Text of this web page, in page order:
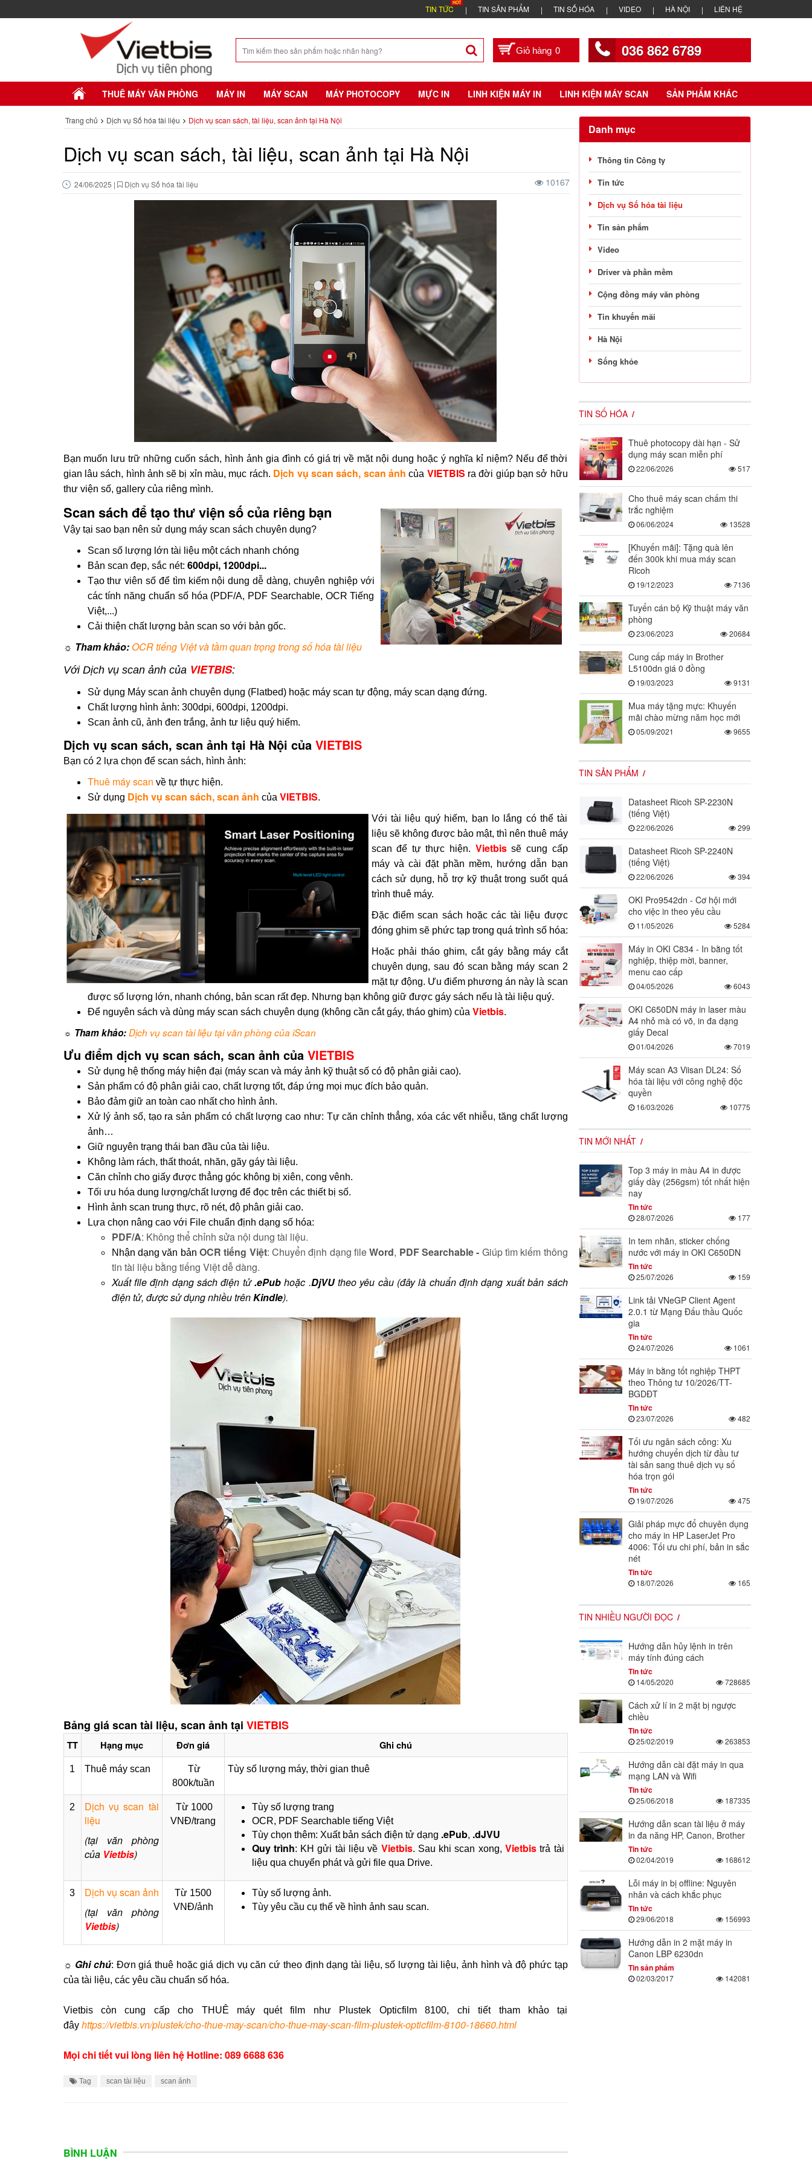
TIN TỨC TIN SẢN PHẨM TIN SỐ HÓA VIDEO HÀ NỘI LIÊN HỆ
0 036 862 6789
THUÊ MÁY VĂN PHÒNG MÁY IN MÁY SCAN MÁY PHOTOCOPY MỰC IN LINH KIỆN MÁY IN LINH KIỆN MÁY SCAN SẢN PHẨM KHÁC
Trang chủ Dịch vụ Số hóa tài liệu Dịch vụ scan sách, tài liệu, scan ảnh tại Hà Nội
Dịch vụ scan sách, tài liệu, scan ảnh tại Hà Nội
24/06/2025 | Dịch vụ Số hóa tài liệu 10167
Bạn muốn lưu trữ những cuốn sách, hình ảnh gia đình có giá trị về mặt nội dung hoặc ý nghĩa kỉ niệm? Nếu để thời
gian lâu sách, hình ảnh sẽ bị xỉn màu, mục rách. Dịch vụ scan sách, scan ảnh của VIETBIS ra đời giúp bạn sở hữu
thư viện số, gallery của riêng mình.
Scan sách để tạo thư viện số của riêng bạn
Vậy tại sao bạn nên sử dụng máy scan sách chuyên dụng?
Scan số lượng lớn tài liệu một cách nhanh chóng
Bản scan đẹp, sắc nét: 600dpi, 1200dpi...
Tạo thư viên số để tìm kiếm nội dung dễ dàng, chuyên nghiệp với
các tính năng chuẩn số hóa (PDF/A, PDF Searchable, OCR Tiếng
Việt,...)
Cải thiện chất lượng bản scan so với bản gốc.
☼ Tham khảo:OCR tiếng Việt và tầm quan trọng trong số hóa tài liệu
Với Dịch vụ scan ảnh của VIETBIS:
Sử dụng Máy scan ảnh chuyên dụng (Flatbed) hoặc máy scan tự động, máy scan dạng đứng.
Chất lượng hình ảnh: 300dpi, 600dpi, 1200dpi.
Scan ảnh cũ, ảnh đen trắng, ảnh tư liệu quý hiếm.
Dịch vụ scan sách, scan ảnh tại Hà Nội của VIETBIS
Bạn có 2 lựa chọn để scan sách, hình ảnh:
Thuê máy scan về tự thực hiện.
Sử dụng Dịch vụ scan sách, scan ảnh của VIETBIS.
Với tài liệu quý hiếm, bạn lo lắng có thể tài
liệu sẽ không được bảo mật, thì nên thuê máy
scan để tự thực hiện. Vietbissẽ cung cấp
máy và cài đặt phần mềm, hướng dẫn bạn
cách sử dụng, hỗ trợ kỹ thuật trong suốt quá
trình thuê máy.
Đặc điểm scan sách hoặc các tài liệu được
đóng ghim sẽ phức tạp trong quá trình số hóa:
Hoặc phải tháo ghim, cắt gáy bằng máy cắt
chuyên dụng, sau đó scan bằng máy scan 2
mặt tự động. Ưu điểm phương án này là scan
được số lượng lớn, nhanh chóng, bản scan rất đẹp. Nhưng bạn không giữ được gáy sách nếu là tài liệu quý.
Để nguyên sách và dùng máy scan sách chuyên dụng (không cần cắt gáy, tháo ghim) của Vietbis.
☼ Tham khảo:Dịch vụ scan tài liệu tại văn phòng của iScan
Ưu điểm dịch vụ scan sách, scan ảnh của VIETBIS
Sử dụng hệ thống máy hiện đại (máy scan và máy ảnh kỹ thuật số có độ phân giải cao).
Sản phẩm có độ phân giải cao, chất lượng tốt, đáp ứng mọi mục đích bảo quản.
Bảo đảm giữ an toàn cao nhất cho hình ảnh.
Xử lý ảnh số, tạo ra sản phẩm có chất lượng cao như: Tự căn chỉnh thẳng, xóa các vết nhiễu, tăng chất lượng
ảnh…
Giữ nguyên trạng thái ban đầu của tài liệu.
Không làm rách, thất thoát, nhăn, gãy gáy tài liệu.
Căn chỉnh cho giấy được thẳng góc không bị xiên, cong vênh.
Tối ưu hóa dung lượng/chất lượng để đọc trên các thiết bị số.
Hình ảnh scan trung thực, rõ nét, độ phân giải cao.
Lựa chọn nâng cao với File chuẩn định dạng số hóa:
PDF/A: Không thể chỉnh sửa nội dung tài liệu.
Nhận dạng văn bản OCR tiếng Việt: Chuyển định dạng fileWord, PDF Searchable - Giúp tìm kiếm thông
tin tài liệu bằng tiếng Việt dễ dàng.
Xuất file định dạng sách điện tử.ePubhoặc .DjVUtheo yêu cầu (đây là chuẩn định dạng xuất bản sách
điện tử, được sử dụng nhiều trênKindle).
Bảng giá scan tài liệu, scan ảnh tại VIETBIS
TT Hạng mục Đơn giá Ghi chú
1 Thuê máy scan
Từ
800k/tuần
Tùy số lượng máy, thời gian thuê
2
Dịch vụ scan tài
liệu
(tại văn phòng
của Vietbis)
Từ 1000
VNĐ/trang
Tùy số lượng trang
OCR, PDF Searchable tiếng Việt
Tùy chọn thêm: Xuất bản sách điện tử dạng .ePub, .dJVU
Quy trình: KH gửi tài liệu về Vietbis. Sau khi scan xong, Vietbistrả tài
liệu qua chuyển phát và gửi file qua Drive.
3
Dịch vụ scan ảnh
(tại văn phòng
Vietbis)
Từ 1500
VNĐ/ảnh
Tùy số lượng ảnh.
Tùy yêu cầu cụ thể về hình ảnh sau scan.
☼ Ghi chú: Đơn giá thuê hoặc giá dịch vụ căn cứ theo định dạng tài liệu, số lượng tài liệu, ảnh hình và độ phức tạp
của tài liệu, các yêu cầu chuẩn số hóa.
Vietbis còn cung cấp cho THUÊ máy quét film như Plustek Opticfilm 8100, chi tiết tham khảo tại
đây https://vietbis.vn/plustek/cho-thue-may-scan/cho-thue-may-scan-film-plustek-opticfilm-8100-18660.html
Mọi chi tiết vui lòng liên hệ Hotline: 089 6688 636
Tag scan tài liệu scan ảnh
BÌNH LUẬN
Danh mục
Thông tin Công ty
Tin tức
Dịch vụ Số hóa tài liệu
Tin sản phẩm
Video
Driver và phần mềm
Cộng đồng máy văn phòng
Tin khuyến mãi
Hà Nội
Sống khỏe
TIN SỐ HÓA
Thuê photocopy dài hạn - Sử
dụng máy scan miễn phí
22/06/2026 517
Cho thuê máy scan chấm thi
trắc nghiệm
06/06/2024 13528
[Khuyến mãi]: Tặng quà lên
đến 300k khi mua máy scan
Ricoh
19/12/2023 7136
Tuyển cán bộ Kỹ thuật máy văn
phòng
23/06/2023 20684
Cung cấp máy in Brother
L5100dn giá 0 đồng
19/03/2023 9131
Mua máy tặng mực: Khuyến
mãi chào mừng năm học mới
05/09/2021 9655
TIN SẢN PHẨM
Datasheet Ricoh SP-2230N
(tiếng Việt)
22/06/2026 299
Datasheet Ricoh SP-2240N
(tiếng Việt)
22/06/2026 394
OKI Pro9542dn - Cơ hội mới
cho việc in theo yêu cầu
11/05/2026 5284
Máy in OKI C834 - In bằng tốt
nghiệp, thiệp mời, banner,
menu cao cấp
04/05/2026 6043
OKI C650DN máy in laser màu
A4 nhỏ mà có võ, in đa dạng
giấy Decal
01/04/2026 7019
Máy scan A3 Viisan DL24: Số
hóa tài liệu với công nghệ độc
quyền
16/03/2026 10775
TIN MỚI NHẤT
Top 3 máy in màu A4 in được
giấy dày (256gsm) tốt nhất hiện
nay
Tin tức
28/07/2026 177
In tem nhãn, sticker chống
nước với máy in OKI C650DN
Tin tức
25/07/2026 159
Link tải VNeGP Client Agent
2.0.1 từ Mạng Đấu thầu Quốc
gia
Tin tức
24/07/2026 1061
Máy in bằng tốt nghiệp THPT
theo Thông tư 10/2026/TT-
BGDĐT
Tin tức
23/07/2026 482
Tối ưu ngân sách công: Xu
hướng chuyển dịch từ đầu tư
tài sản sang thuê dịch vụ số
hóa trọn gói
Tin tức
19/07/2026 475
Giải pháp mực đổ chuyên dụng
cho máy in HP LaserJet Pro
4006: Tối ưu chi phí, bản in sắc
nét
Tin tức
18/07/2026 165
TIN NHIỀU NGƯỜI ĐỌC
Hướng dẫn hủy lệnh in trên
máy tính đúng cách
Tin tức
14/05/2020 728685
Cách xử lí in 2 mặt bị ngược
chiều
Tin tức
25/02/2019 263853
Hướng dẫn cài đặt máy in qua
mạng LAN và Wifi
Tin tức
25/06/2018 187335
Hướng dẫn scan tài liệu ở máy
in đa năng HP, Canon, Brother
Tin tức
02/04/2019 168612
Lỗi máy in bị offline: Nguyên
nhân và cách khắc phục
Tin tức
29/06/2018 156993
Hướng dẫn in 2 mặt máy in
Canon LBP 6230dn
Tin sản phẩm
02/03/2017 142081